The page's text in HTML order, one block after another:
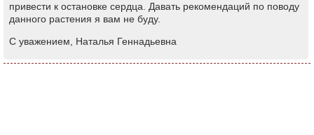
привести к остановке сердца. Давать рекомендаций по поводу
данного растения я вам не буду.
С уважением, Наталья Геннадьевна